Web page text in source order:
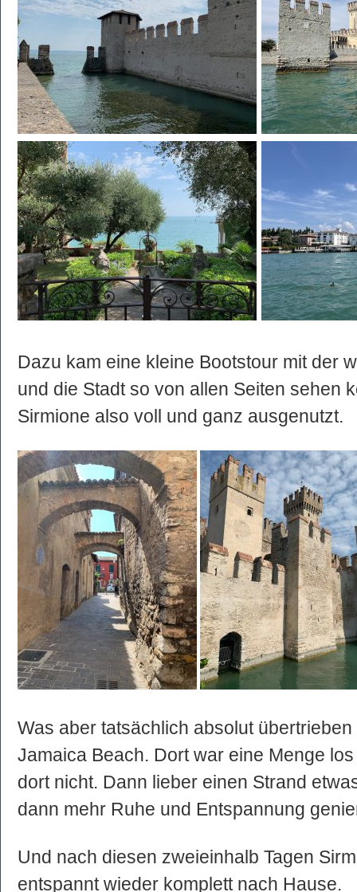
Dazu kam eine kleine Bootstour mit der
und die Stadt so von allen Seiten sehen
Sirmione also voll und ganz ausgenutzt.
Was aber tatsächlich absolut
Jamaica Beach. Dort war eine Menge
dort nicht. Dann lieber einen Strand
dann mehr Ruhe und Entspannung
Und nach diesen zweieinhalb Tagen
entspannt wieder komplett nach Hause.